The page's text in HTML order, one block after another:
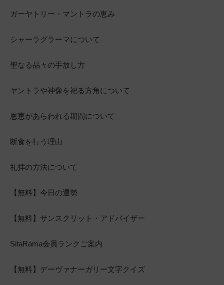
ガーヤトリー・マントラの恵み
シャーラグラーマについて
聖なる品々の手放し方
ヤントラや神像を祀る方角について
恩恵があらわれる期間について
断食を行う理由
礼拝の方法について
【無料】今日の運勢
【無料】サンスクリット・アドバイザー
SitaRama会員ランクご案内
【無料】デーヴァナーガリー文字クイズ